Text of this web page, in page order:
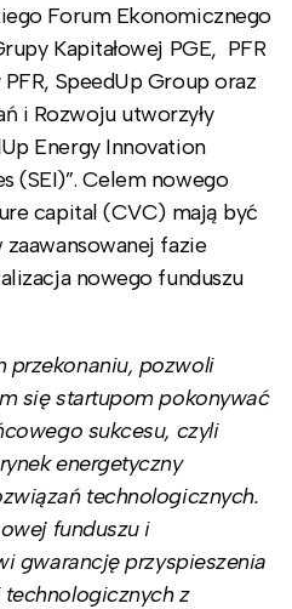
Forum Ekonomicznego
Kapitałowej PGE, PFR
SpeedUp Group oraz
i Rozwoju utworzyły
Energy Innovation
(SEI)”. Celem nowego
capital (CVC) mają być
fazie
nowego funduszu
przekonaniu, pozwoli
się startupom pokonywać
sukcesu, czyli
energetyczny
technologicznych.
funduszu i
gwarancję przyspieszenia
z